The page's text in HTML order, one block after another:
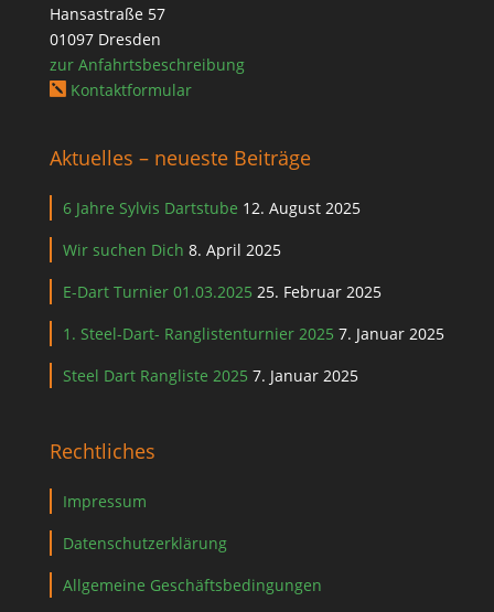
Hansastraße 57
01097 Dresden
zur Anfahrtsbeschreibung
 Kontaktformular
Aktuelles – neueste Beiträge
6 Jahre Sylvis Dartstube 12. August 2025
Wir suchen Dich 8. April 2025
E-Dart Turnier 01.03.2025 25. Februar 2025
1. Steel-Dart- Ranglistenturnier 2025 7. Januar 2025
Steel Dart Rangliste 2025 7. Januar 2025
Rechtliches
Impressum
Datenschutzerklärung
Allgemeine Geschäftsbedingungen